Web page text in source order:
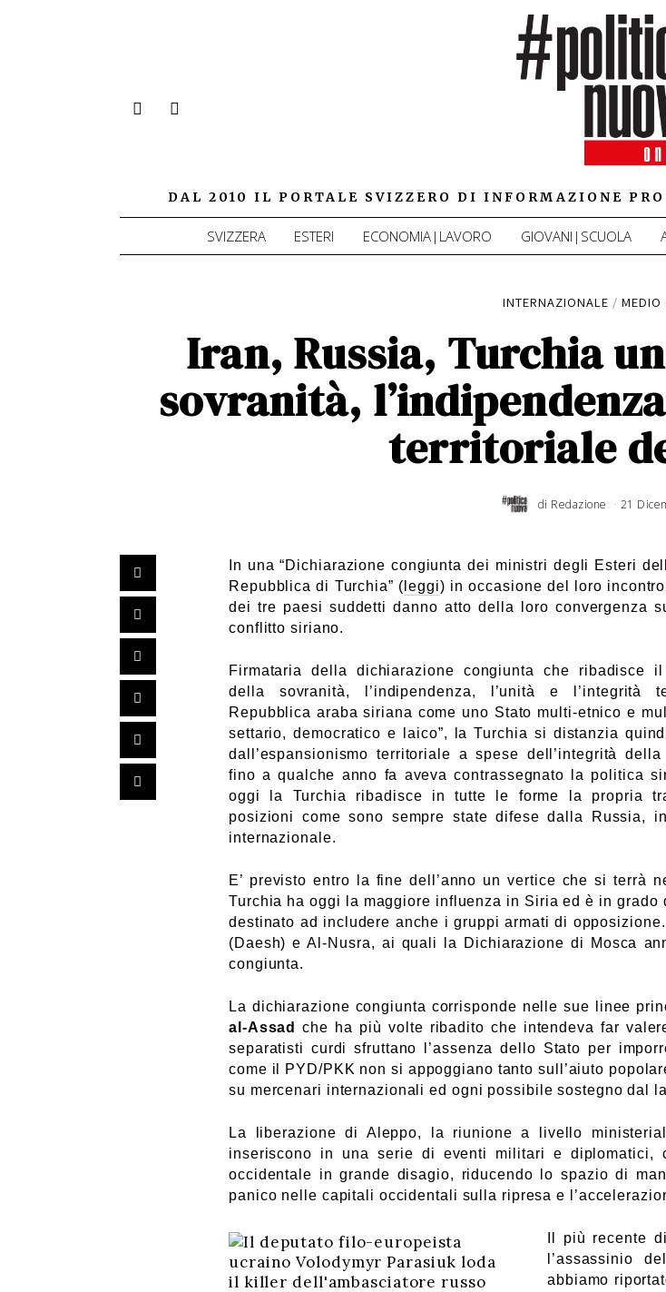
DAL 2010 IL PORTALE SVIZZERO DI INFORMAZIONE
SVIZZERA ESTERI ECONOMIA|LAVORO GIOVANI|SCUOLA
INTERNAZIONALE / MEDIO
Iran, Russia, Turchia
sovranità,
territoriale
di Redazione 21
In una “Dichiarazione congiunta dei ministri degli Esteri
Repubblica di Turchia” ( leggi) in occasione del loro
dei tre paesi suddetti danno atto della loro convergenza
conflitto siriano.
Firmataria della dichiarazione congiunta che ribadisce il
della sovranità, l’indipendenza, l’unità e l’integrità
Repubblica araba siriana come uno Stato multi-etnico e
settario, democratico e laico”, la Turchia si distanzia
dall’espansionismo territoriale a spese dell’integrità
fino a qualche anno fa aveva contrassegnato la politica
oggi la Turchia ribadisce in tutte le forme la propria
posizioni come sono sempre state difese dalla
internazionale.
E’ previsto entro la fine dell’anno un vertice che si terrà
Turchia ha oggi la maggiore influenza in Siria ed è in
destinato ad includere anche i gruppi armati di
(Daesh) e Al-Nusra, ai quali la Dichiarazione di Mosca
congiunta.
La dichiarazione congiunta corrisponde nelle sue linee
al-Assad
che ha più volte ribadito che intendeva far
separatisti curdi sfruttano l’assenza dello Stato per
come il PYD/PKK non si appoggiano tanto sull’aiuto
su mercenari internazionali ed ogni possibile sostegno dal
La liberazione di Aleppo, la riunione a livello
inseriscono in una serie di eventi militari e
occidentale in grande disagio, riducendo lo spazio di
panico nelle capitali occidentali sulla ripresa e
Il più recente
l’assassinio
abbiamo